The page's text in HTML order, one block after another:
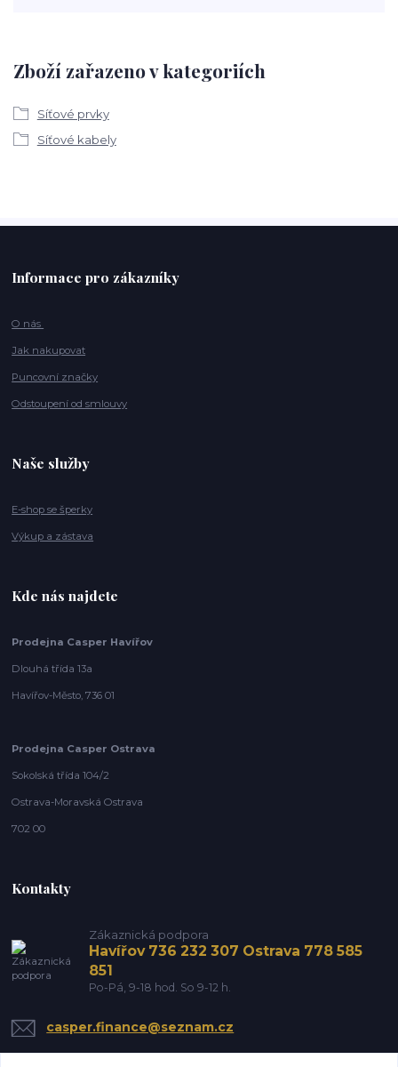
Zboží zařazeno v kategoriích
Síťové prvky
Síťové kabely
Informace pro zákazníky
O nás
Jak nakupovat
Puncovní značky
Odstoupení od smlouvy
Naše služby
E-shop se šperky
Výkup a zástava
Kde nás najdete
Prodejna Casper Havířov
Dlouhá třída 13a
Havířov-Město, 736 01
Prodejna Casper Ostrava
Sokolská třída 104/2
Ostrava-Moravská Ostrava
702 00
Kontakty
Zákaznická podpora
Havířov 736 232 307 Ostrava 778 585
851
Po-Pá, 9-18 hod. So 9-12 h.
casper.finance@seznam.cz